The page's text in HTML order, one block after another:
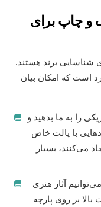
چاپ برای
شناسایی برند هستند.
است که امکان بیان
را به ما بدهید و
با پالت خاص
می‌کنند، بسیار
آثار هنری
بر روی پارچه